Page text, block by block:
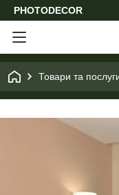
PHOTODECOR
Товари та